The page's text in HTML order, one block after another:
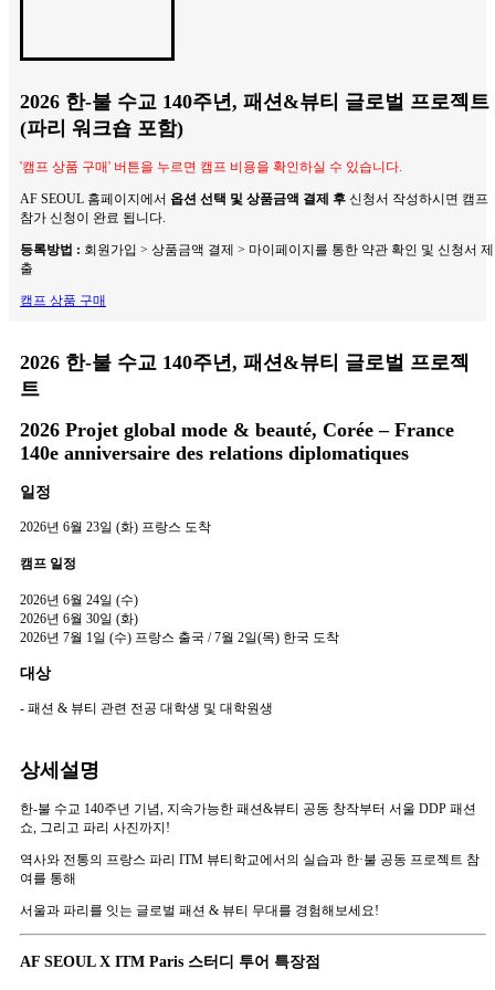
2026 한-불 수교 140주년, 패션&뷰티 글로벌 프로젝트
(파리 워크숍 포함)
'캠프 상품 구매' 버튼을 누르면 캠프 비용을 확인하실 수 있습니다.
AF SEOUL 홈페이지에서 옵션 선택 및 상품금액 결제 후 신청서 작성하시면 캠프
참가 신청이 완료 됩니다.
등록방법 : 회원가입 > 상품금액 결제 > 마이페이지를 통한 약관 확인 및 신청서 제
출
캠프 상품 구매
2026 한-불 수교 140주년, 패션&뷰티 글로벌 프로젝
트
2026 Projet global mode & beauté, Corée – France
140e anniversaire des relations diplomatiques
일정
2026년 6월 23일 (화) 프랑스 도착
캠프 일정
2026년 6월 24일 (수)
2026년 6월 30일 (화)
2026년 7월 1일 (수) 프랑스 출국 / 7월 2일(목) 한국 도착
대상
- 패션 & 뷰티 관련 전공 대학생 및 대학원생
상세설명
한-불 수교 140주년 기념, 지속가능한 패션&뷰티 공동 창작부터 서울 DDP 패션
쇼, 그리고 파리 사진까지!
역사와 전통의 프랑스 파리 ITM 뷰티학교에서의 실습과 한·불 공동 프로젝트 참
여를 통해
서울과 파리를 잇는 글로벌 패션 & 뷰티 무대를 경험해보세요!
AF SEOUL X ITM Paris 스터디 투어 특장점